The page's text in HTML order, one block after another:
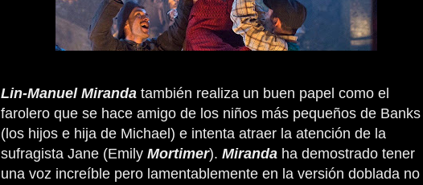
Lin-Manuel Miranda también realiza un buen papel como el
farolero que se hace amigo de los niños más pequeños de Banks
(los hijos e hija de Michael) e intenta atraer la atención de la
sufragista Jane (Emily Mortimer). Miranda ha demostrado tener
una voz increíble pero lamentablemente en la versión doblada no